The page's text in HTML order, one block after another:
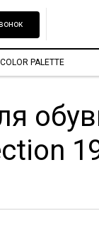
COLOR PALETTE